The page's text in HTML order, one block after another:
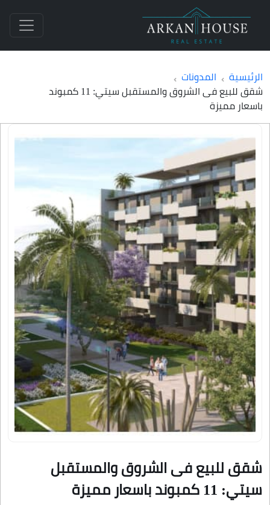
الرئيسية
المدونات
شقق للبيع فى الشروق والمستقبل سيتي: 11 كمبوند
باسعار مميزة
شقق للبيع فى الشروق والمستقبل
سيتي: 11 كمبوند باسعار مميزة